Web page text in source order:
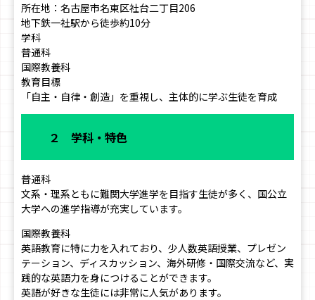
所在地：名古屋市名東区社台二丁目206
地下鉄一社駅から徒歩約10分
学科
普通科
国際教養科
教育目標
「自主・自律・創造」を重視し、主体的に学ぶ生徒を育成
２ 学科・特色
普通科
文系・理系ともに難関大学進学を目指す生徒が多く、国公立
大学への進学指導が充実しています。
国際教養科
英語教育に特に力を入れており、少人数英語授業、プレゼン
テーション、ディスカッション、海外研修・国際交流など、実
践的な英語力を身につけることができます。
英語が好きな生徒には非常に人気があります。